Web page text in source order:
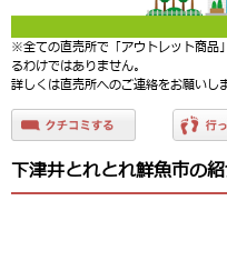
※全ての直売所で「アウトレット商品
るわけではありません。
詳しくは直売所へのご連絡をお願いし
下津井とれとれ鮮魚市の